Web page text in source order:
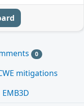
0
mitigations
EMB3D